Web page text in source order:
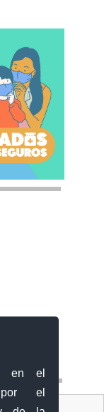
en el
el